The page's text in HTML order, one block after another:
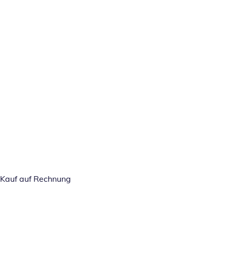
Kauf auf Rechnung